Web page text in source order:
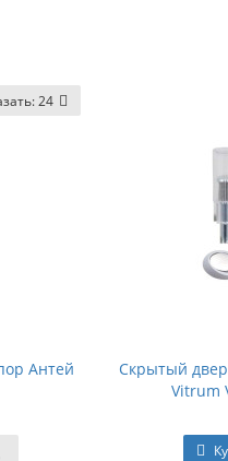
24
Антей
Скрытый
Vitrum